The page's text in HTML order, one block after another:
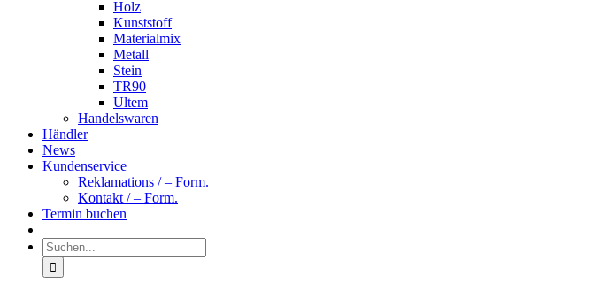
Holz
Kunststoff
Materialmix
Metall
Stein
TR90
Ultem
Handelswaren
Händler
News
Kundenservice
Reklamations / – Form.
Kontakt / – Form.
Termin buchen
Suche
nach: